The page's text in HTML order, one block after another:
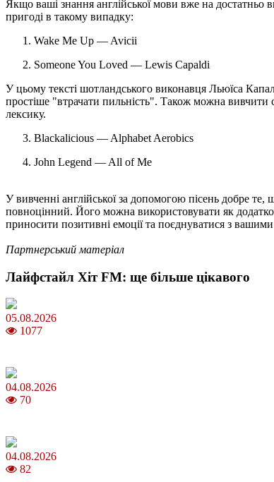
Якщо ваші знання англійської мови вже на достатньо
пригоді в такому випадку:
Wake Me Up — Avicii
Someone You Loved — Lewis Capaldi
У цьому тексті шотландського виконавця Льюїса
простіше "втрачати пильність". Також можна вивчити
лексику.
Blackalicious — Alphabet Aerobics
John Legend — All of Me
У вивченні англійської за допомогою пісень добре
повноцінний. Його можна використовувати як
приносити позитивні емоції та поєднуватися з
Партнерський матеріал
Лайфстайл Хіт FM: ще більше цікавого
05.08.2026
1077
04.08.2026
70
04.08.2026
82